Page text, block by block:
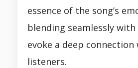
essence of the song’s
blending seamlessly
evoke a deep connection
listeners.